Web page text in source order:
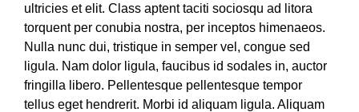
ultricies et elit. Class aptent taciti sociosqu ad litora
torquent per conubia nostra, per inceptos himenaeos.
Nulla nunc dui, tristique in semper vel, congue sed
ligula. Nam dolor ligula, faucibus id sodales in, auctor
fringilla libero. Pellentesque pellentesque tempor
tellus eget hendrerit. Morbi id aliquam ligula. Aliquam